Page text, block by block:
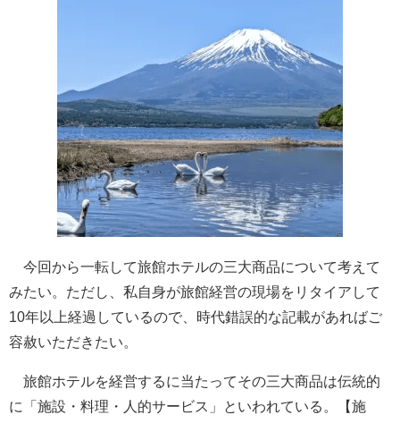
今回から一転して旅館ホテルの三大商品について考えて
みたい。ただし、私自身が旅館経営の現場をリタイアして
10年以上経過しているので、時代錯誤的な記載があればご
容赦いただきたい。
旅館ホテルを経営するに当たってその三大商品は伝統的
に「施設・料理・人的サービス」といわれている。【施